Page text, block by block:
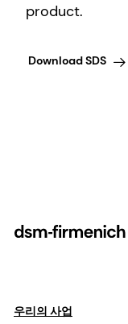
product.
Download SDS
우리의 사업